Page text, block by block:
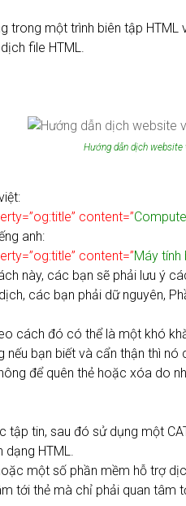
trong một trình biên tập
file HTML.
Hướng dẫn dịch website
content=”
anh:
content=”Máy tính
này, các bạn sẽ phải lưu ý
các bạn phải dữ nguyên,
cách đó có thể là một khó
nếu bạn biết và cẩn thận thì
để quên thẻ hoặc xóa do
tập tin, sau đó sử dụng một
dạng HTML.
một số phần mềm hỗ trợ
tới thẻ mà chỉ phải quan tâm